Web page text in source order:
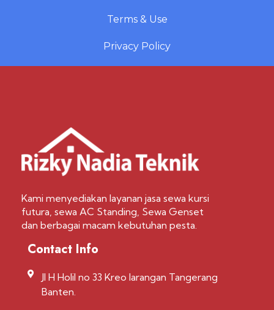
Terms & Use
Privacy Policy
Kami menyediakan layanan jasa sewa kursi
futura, sewa AC Standing, Sewa Genset
dan berbagai macam kebutuhan pesta.
Contact Info
Jl H Holil no 33 Kreo larangan Tangerang
Banten.